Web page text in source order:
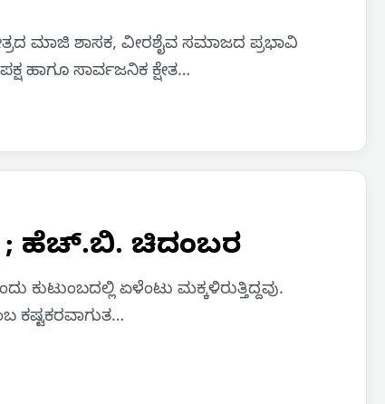
ಮಾಜಿ ಶಾಸಕ, ವೀರಶೈವ ಸಮಾಜದ ಪ್ರಭಾವಿ
ಹಾಗೂ ಸಾರ್ವಜನಿಕ ಕ್ಷೇತ…
; ಹೆಚ್.ಬಿ. ಚಿದಂಬರ
ಕುಟುಂಬದಲ್ಲಿ ಏಳೆಂಟು ಮಕ್ಕಳಿರುತ್ತಿದ್ದವು.
ಕಷ್ಟಕರವಾಗುತ…